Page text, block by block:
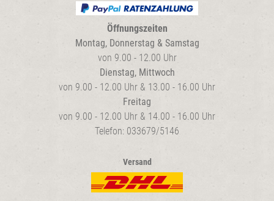
Öffnungszeiten
Montag, Donnerstag & Samstag
von 9.00 - 12.00 Uhr
Dienstag, Mittwoch
von 9.00 - 12.00 Uhr & 13.00 - 16.00 Uhr
Freitag
von 9.00 - 12.00 Uhr & 14.00 - 16.00 Uhr
Telefon: 033679/5146
Versand